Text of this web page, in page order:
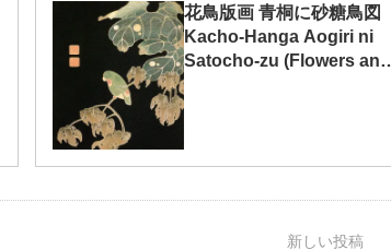
花鳥版画 青桐に砂糖鳥図
Kacho-Hanga Aogiri ni
Satocho-zu (Flowers and
Birds;Blue-crowned
Hanging Parrot and